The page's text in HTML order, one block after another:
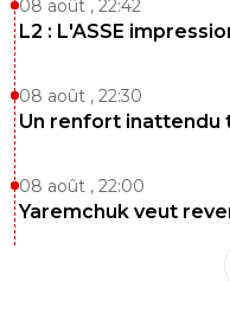
08 août , 22:42
L2 : L'ASSE
08 août , 22:30
Un renfort inattendu
08 août , 22:00
Yaremchuk veut